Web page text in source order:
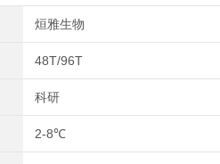
烜雅生物
48T/96T
科研
2-8℃